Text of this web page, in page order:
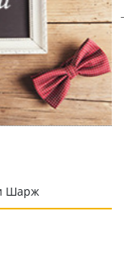
Шарж